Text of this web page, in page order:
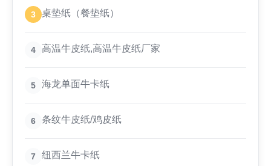
3 桌垫纸（餐垫纸）
4 高温牛皮纸,高温牛皮纸厂家
5 海龙单面牛卡纸
6 条纹牛皮纸/鸡皮纸
7 纽西兰牛卡纸